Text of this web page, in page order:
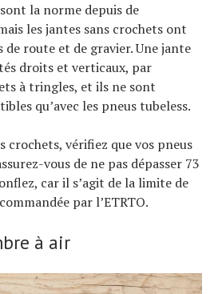
la norme depuis de
les jantes sans crochets ont
route et de gravier. Une jante
droits et verticaux, par
à tringles, et ils ne sont
qu’avec les pneus tubeless.
crochets, vérifiez que vos pneus
vous de ne pas dépasser 73
car il s’agit de la limite de
par l’ETRTO.
à air